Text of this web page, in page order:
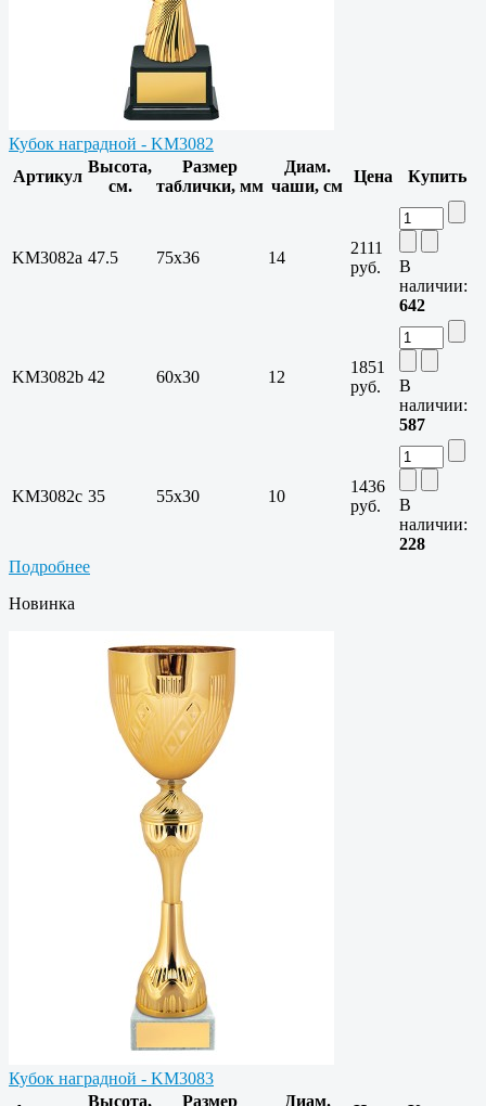
Кубок наградной - KM3082
Артикул
Высота,
см.
Размер
таблички, мм
Диам.
чаши, см
Цена Купить
KM3082a 47.5 75х36 14
2111
руб.
В
наличии:
642
KM3082b 42 60х30 12
1851
руб.
В
наличии:
587
KM3082c 35 55х30 10
1436
руб.
В
наличии:
228
Подробнее
Новинка
Кубок наградной - KM3083
Высота,
Размер
Диам.